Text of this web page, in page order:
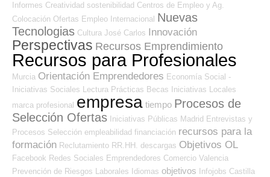
Informes Creatividad sostenibilidad Centros de Empleo y Ag.
Colocación Ofertas Empleo Internacional Nuevas
Tecnologias Cultura José Carlos Innovación
Perspectivas Recursos Emprendimiento
Recursos para Profesionales
Murcia Orientación Emprendedores Economía Social -
Iniciativas Sociales Lectura Prácticas Becas
Iniciativas Locales
marca profesional empresa tiempo Procesos de
Selección Ofertas Iniciativas Públicas Madrid Entrevistas y
Procesos Selección empleabilidad financiación recursos para la
formación Reclutamiento RR.HH. descargas Objetivos OL
Facebook Redes Sociales Emprendedores Comercio Valencia
Prevención de Riesgos Laborales
Idiomas objetivos Infojobs Castilla